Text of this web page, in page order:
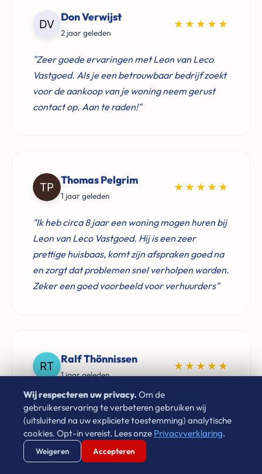
Don Verwijst
2 jaar geleden
★★★★★
"Zeer goede ervaringen met Leon van Leco
Vastgoed. Als je een betrouwbaar bedrijf zoekt
voor de aankoop van je woning neem gerust
contact op. Aan te raden!"
Thomas Pelgrim
1 jaar geleden
★★★★★
"Ik heb circa 8 jaar een woning mogen huren bij
Leon van Leco Vastgoed. Hij is een zeer
prettige huisbaas, komt zijn afspraken goed na
en zorgt dat problemen snel verholpen worden.
Zeker een goed voorbeeld voor verhuurders"
Ralf Thönnissen
1 jaar geleden
★★★★★
"Denkt met je mee en goed geholpen."
Wij respecteren uw privacy. Om de
gebruikerservaring te verbeteren gebruiken wij
(uitsluitend na uw expliciete toestemming) analytische
cookies. Opt-in vereist. Lees onze Privacyverklaring.
Weigeren Accepteren
Verstuur WhatsApp